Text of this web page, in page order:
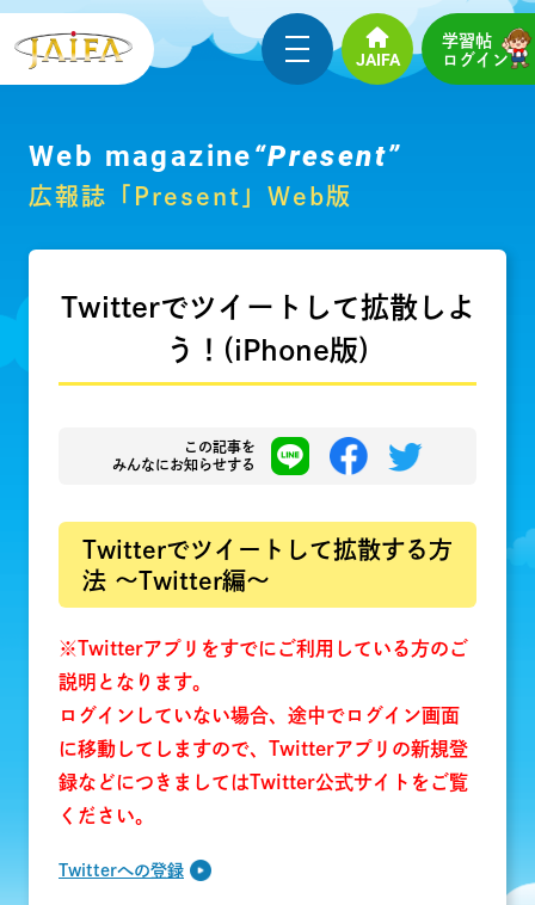
JAIFA
学習帖
ログイン
Web magazine“Present”
広報誌「Present」Web版
Twitterでツイートして拡散しよ
う！(iPhone版)
この記事を
みんなにお知らせする
Twitterでツイートして拡散する方
法 〜Twitter編〜
※Twitterアプリをすでにご利用している方のご
説明となります。
ログインしていない場合、途中でログイン画面
に移動してしますので、Twitterアプリの新規登
録などにつきましてはTwitter公式サイトをご覧
ください。
Twitterへの登録